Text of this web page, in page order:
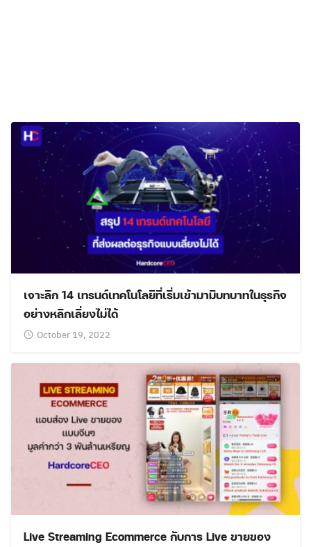
เจาะลึก 14 เทรนด์เทคโนโลยีที่เริ่มเข้ามามีบทบาทในธุรกิจ
อย่างหลีกเลี่ยงไม่ได้
October 19, 2022
Live Streaming Ecommerce กับการ Live ขายของ